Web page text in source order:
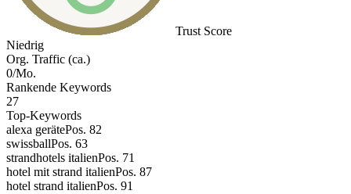
Trust Score
Niedrig
Org. Traffic (ca.)
0/Mo.
Rankende Keywords
27
Top-Keywords
alexa gerätePos. 82
swissballPos. 63
strandhotels italienPos. 71
hotel mit strand italienPos. 87
hotel strand italienPos. 91